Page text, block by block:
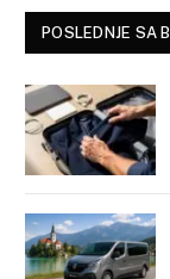
POSLEDNJE SA